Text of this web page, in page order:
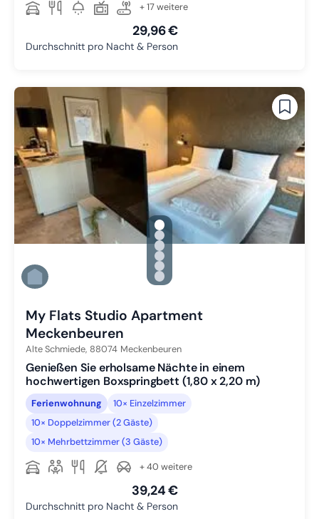
+ 17 weitere
29,96 €
Durchschnitt pro Nacht & Person
gallery.slide_selector
Zu Slide 1 wechseln
Zu Slide 2 wechseln
Zu Slide 3 wechseln
Zu Slide 4 wechseln
Zu Slide 5 wechseln
Zu Slide 6 wechseln
My Flats Studio Apartment
Meckenbeuren
Alte Schmiede, 88074 Meckenbeuren
Genießen Sie erholsame Nächte in einem
hochwertigen Boxspringbett (1,80 x 2,20 m)
Ferienwohnung
10× Einzelzimmer
10× Doppelzimmer (2 Gäste)
10× Mehrbettzimmer (3 Gäste)
+ 40 weitere
39,24 €
Durchschnitt pro Nacht & Person